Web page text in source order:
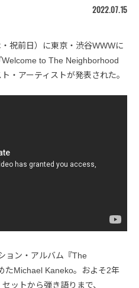
2022.07.15
祝前日）に東京・渋谷WWWに
to The Neighborhood
・アーティストが発表された。
ョン・アルバム『The
たMichael Kaneko。およそ2年
ットから弾き語りまで、